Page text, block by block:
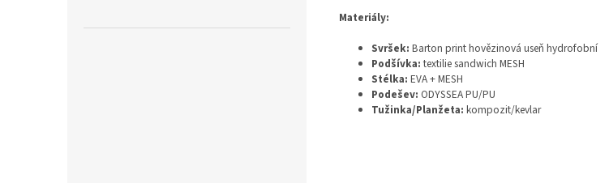
Materiály:
Svršek: Barton print hovězinová useň hydrofobní
Podšívka: textilie sandwich MESH
Stélka: EVA + MESH
Podešev: ODYSSEA PU/PU
Tužinka/Planžeta: kompozit/kevlar